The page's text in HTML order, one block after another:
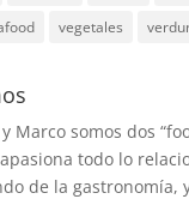
vegetales
Marco somos dos
todo lo
de la gastronomía,